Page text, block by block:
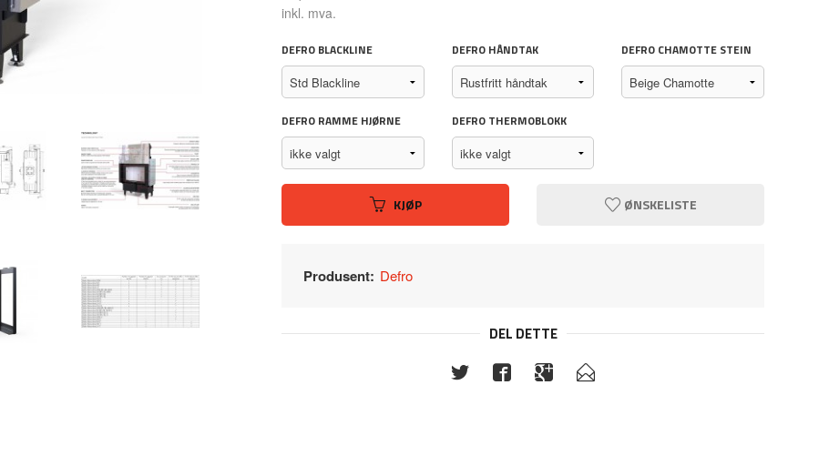
Rabatt
inkl. mva.
DEFRO BLACKLINE DEFRO HÅNDTAK DEFRO CHAMOTTE STEIN
DEFRO RAMME HJØRNE DEFRO THERMOBLOKK
KJØP ØNSKELISTE
Produsent: Defro
DEL DETTE